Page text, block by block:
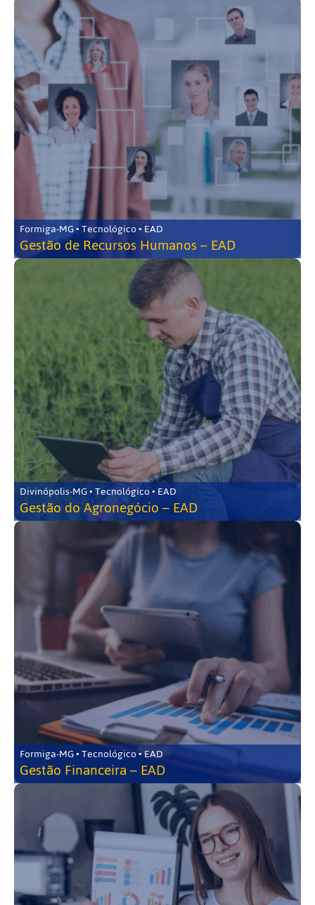
Formiga-MG • Tecnológico • EAD
Gestão de Recursos Humanos – EAD
Divinópolis-MG • Tecnológico • EAD
Gestão do Agronegócio – EAD
Formiga-MG • Tecnológico • EAD
Gestão Financeira – EAD